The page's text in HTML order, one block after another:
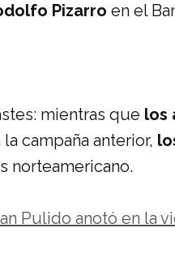
Pizarro en el
mientras que los
campaña anterior,
norteamericano.
Pulido anotó en la